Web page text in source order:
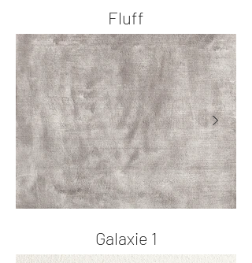
Fluff
Galaxie 1